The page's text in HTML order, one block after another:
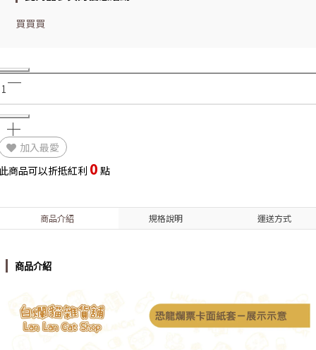
買買買
加入最愛
商品可以折抵紅利 0 點
商品介紹 規格說明 運送方式
商品介紹